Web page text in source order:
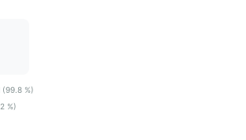
(99.8 %)
%)